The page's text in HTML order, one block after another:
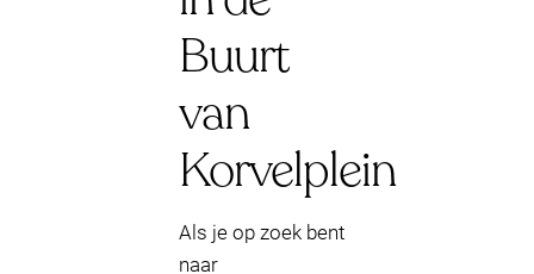
Buurt
van
Korvelplein
Als je op zoek bent
naar